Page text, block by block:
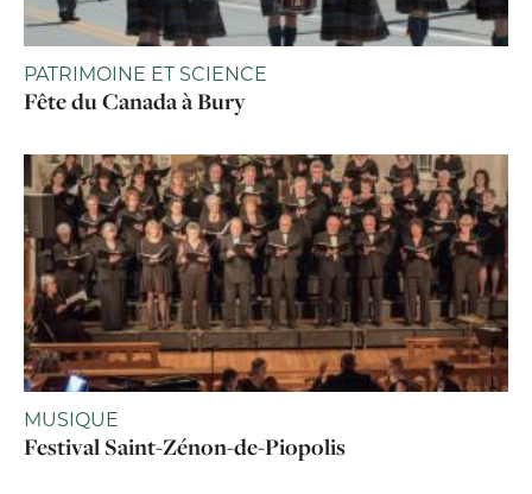
PATRIMOINE ET SCIENCE
Fête du Canada à Bury
MUSIQUE
Festival Saint-Zénon-de-Piopolis